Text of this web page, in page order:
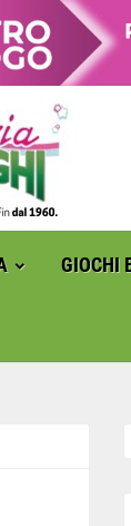
GIOCHI